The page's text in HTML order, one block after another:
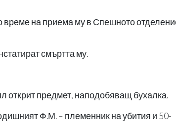
време на приема му в Спешното
смъртта му.
открит предмет, наподобяващ бухалка.
Ф.М. – племенник на убития и 50-